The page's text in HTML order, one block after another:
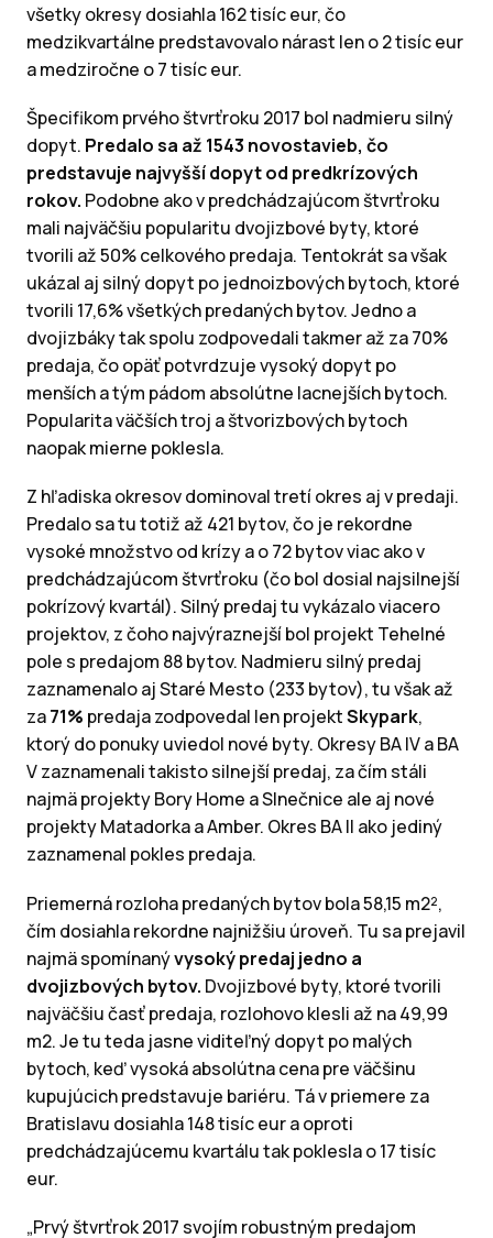
všetky okresy dosiahla 162 tisíc eur, čo
medzikvartálne predstavovalo nárast len o 2 tisíc eur
a medziročne o 7 tisíc eur.
Špecifikom prvého štvrťroku 2017 bol nadmieru silný
dopyt. Predalo sa až 1543 novostavieb, čo
predstavuje najvyšší dopyt od predkrízových
rokov. Podobne ako v predchádzajúcom štvrťroku
mali najväčšiu popularitu dvojizbové byty, ktoré
tvorili až 50% celkového predaja. Tentokrát sa však
ukázal aj silný dopyt po jednoizbových bytoch, ktoré
tvorili 17,6% všetkých predaných bytov. Jedno a
dvojizbáky tak spolu zodpovedali takmer až za 70%
predaja, čo opäť potvrdzuje vysoký dopyt po
menších a tým pádom absolútne lacnejších bytoch.
Popularita väčších troj a štvorizbových bytoch
naopak mierne poklesla.
Z hľadiska okresov dominoval tretí okres aj v predaji.
Predalo sa tu totiž až 421 bytov, čo je rekordne
vysoké množstvo od krízy a o 72 bytov viac ako v
predchádzajúcom štvrťroku (čo bol dosial najsilnejší
pokrízový kvartál). Silný predaj tu vykázalo viacero
projektov, z čoho najvýraznejší bol projekt Tehelné
pole s predajom 88 bytov. Nadmieru silný predaj
zaznamenalo aj Staré Mesto (233 bytov), tu však až
za71% predaja zodpovedal len projektSkypark,
ktorý do ponuky uviedol nové byty. Okresy BA IV a BA
V zaznamenali takisto silnejší predaj, za čím stáli
najmä projekty Bory Home a Slnečnice ale aj nové
projekty Matadorka a Amber. Okres BA II ako jediný
zaznamenal pokles predaja.
Priemerná rozloha predaných bytov bola 58,15 m2²,
čím dosiahla rekordne najnižšiu úroveň. Tu sa prejavil
najmä spomínanývysoký predaj jedno a
dvojizbových bytov. Dvojizbové byty, ktoré tvorili
najväčšiu časť predaja, rozlohovo klesli až na 49,99
m2. Je tu teda jasne viditeľný dopyt po malých
bytoch, keď vysoká absolútna cena pre väčšinu
kupujúcich predstavuje bariéru. Tá v priemere za
Bratislavu dosiahla 148 tisíc eur a oproti
predchádzajúcemu kvartálu tak poklesla o 17 tisíc
eur.
„Prvý štvrťrok 2017 svojím robustným predajom